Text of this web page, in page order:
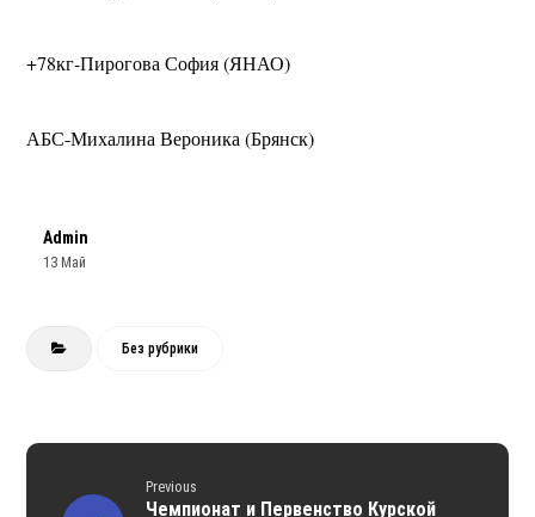
+78кг-Пирогова София (ЯНАО)
АБС-Михалина Вероника (Брянск)
Admin
13 Май
Без рубрики
Previous
Чемпионат и Первенство Курской